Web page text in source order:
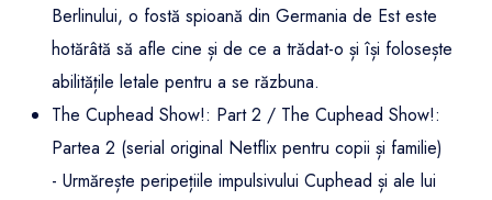
Berlinului, o fostă spioană din Germania de Est este
hotărâtă să afle cine și de ce a trădat-o și își folosește
abilitățile letale pentru a se răzbuna.
The Cuphead Show!: Part 2 / The Cuphead Show!:
Partea 2 (serial original Netflix pentru copii și familie)
- Urmărește peripețiile impulsivului Cuphead și ale lui